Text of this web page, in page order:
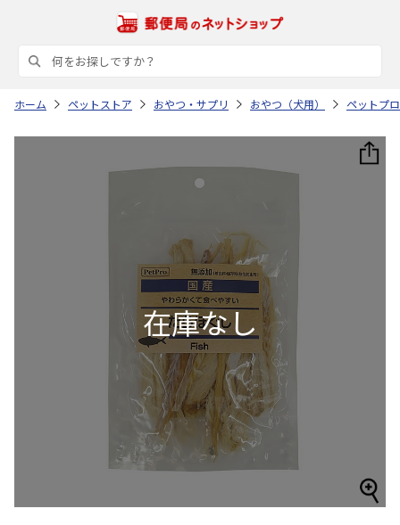
ホーム ペットストア おやつ・サプリ おやつ（犬用） ペットプ